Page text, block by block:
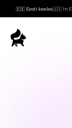
🇪🇪 Eesti keeles🇺🇸 In